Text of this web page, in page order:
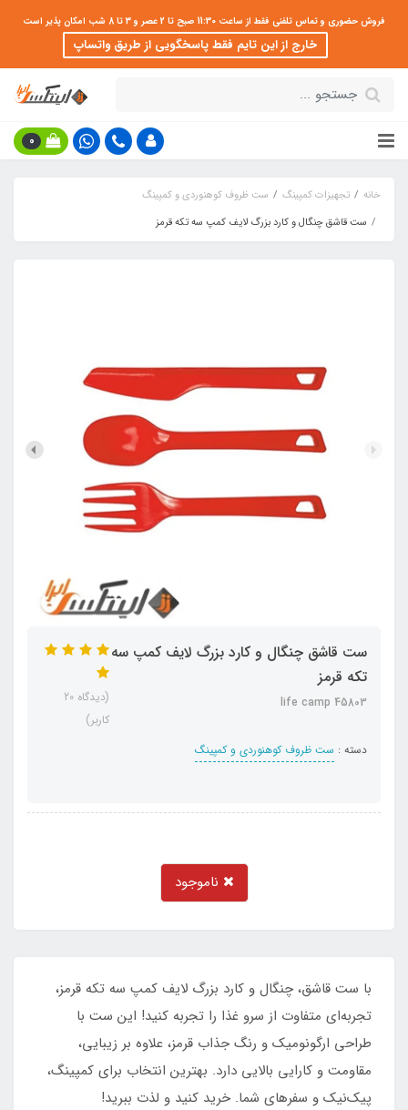
فروش حضوری و تماس تلفنی فقط از ساعت 11:30 صبح تا 2 عصر و 3 تا 8 شب امکان پذیر است
خارج از این تایم فقط پاسخگویی از طریق واتساپ
0
خانه تجهیزات کمپینگ
ست ظروف کوهنوردی و کمپینگ
ست قاشق چنگال و کارد بزرگ لایف کمپ سه تکه قرمز
ست قاشق چنگال و کارد بزرگ لایف کمپ سه
تکه قرمز
life camp 45803
دسته : ست ظروف کوهنوردی و کمپینگ
(دیدگاه 20
کاربر)
ناموجود
با ست قاشق، چنگال و کارد بزرگ لایف کمپ سه تکه قرمز،
تجربه‌ای متفاوت از سرو غذا را تجربه کنید! این ست با
طراحی ارگونومیک و رنگ جذاب قرمز، علاوه بر زیبایی،
مقاومت و کارایی بالایی دارد. بهترین انتخاب برای کمپینگ،
پیک‌نیک و سفرهای شما. خرید کنید و لذت ببرید!